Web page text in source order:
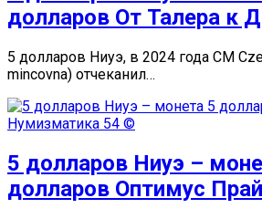
долларов От Талера к
5 долларов Ниуэ, в 2024 года CM
mincovna) отчеканил…
Нумизматика 54 ©
5 долларов Ниуэ –
долларов Оптимус